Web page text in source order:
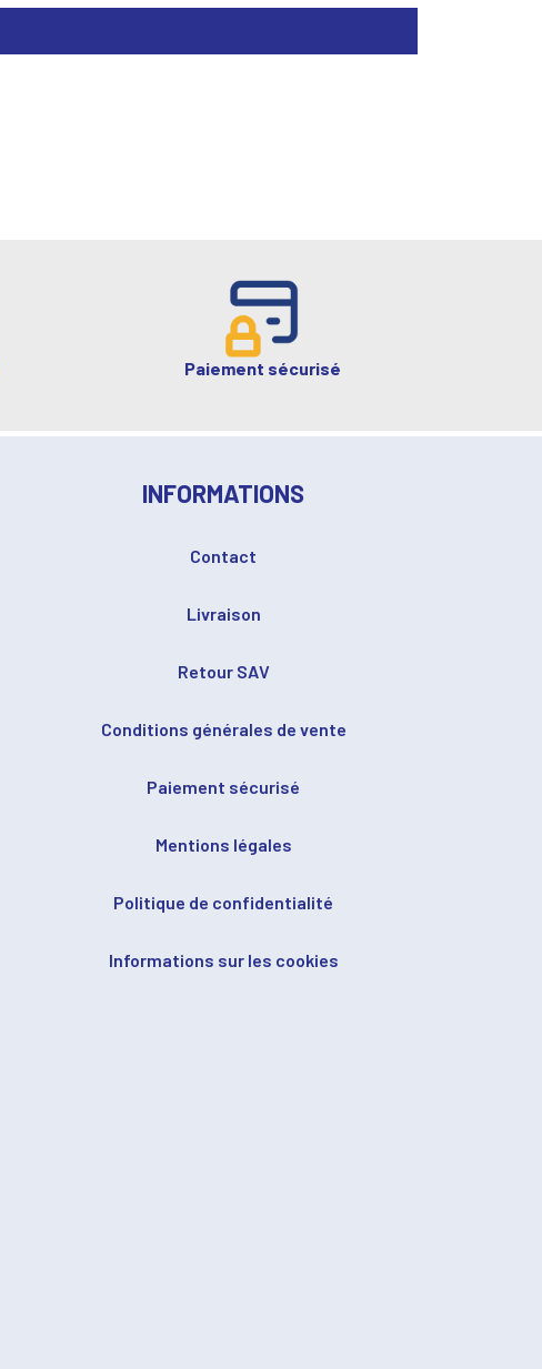
Paiement sécurisé
INFORMATIONS
Contact
Livraison
Retour SAV
Conditions générales de vente
Paiement sécurisé
Mentions légales
Politique de confidentialité
Informations sur les cookies